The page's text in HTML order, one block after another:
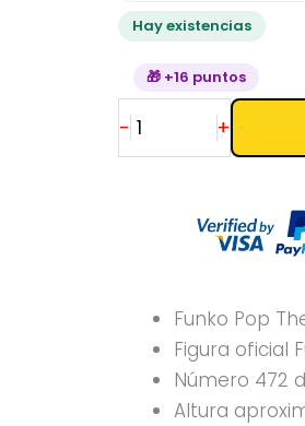
Hay existencias
🎁 +16 puntos
-
cantidad
+
Funko Pop
Figura oficial
Número 472
Altura